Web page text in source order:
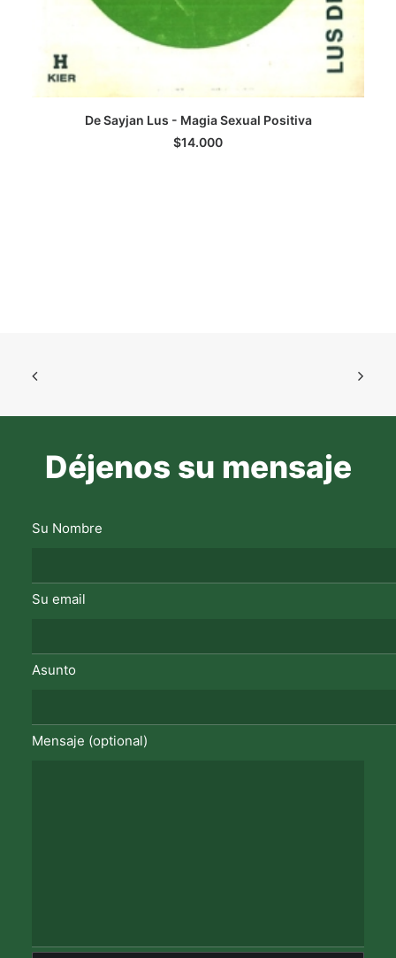
De Sayjan Lus - Magia Sexual Positiva
$14.000
Déjenos su mensaje
Su Nombre
Su email
Asunto
Mensaje (optional)